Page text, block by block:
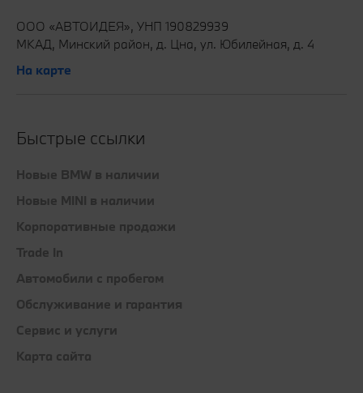
ООО «АВТОИДЕЯ», УНП 190829939
МКАД, Минский район, д. Цна, ул. Юбилейная, д. 4
На карте
Быстрые ссылки
Новые BMW в наличии
Новые MINI в наличии
Корпоративные продажи
Trade In
Автомобили с пробегом
Обслуживание и гарантия
Сервис и услуги
Карта сайта